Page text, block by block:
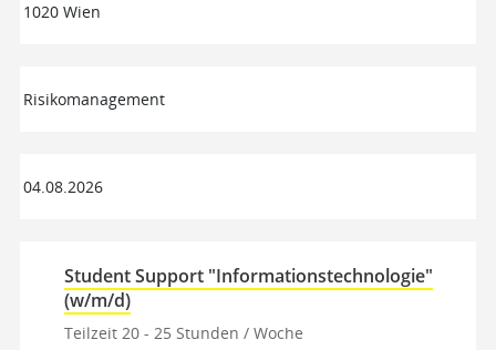
1020 Wien
Risikomanagement
04.08.2026
Student Support "Informationstechnologie"
(w/m/d)
Teilzeit 20 - 25 Stunden / Woche